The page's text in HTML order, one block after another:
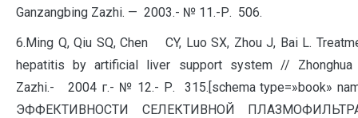
Ganzangbing Zazhi. — 2003.- № 11.-Р. 506.
6.Ming Q, Qiu SQ, Chen CY, Luo SX, Zhou J, Bai L.
hepatitis by artificial liver support system // Zhonghua
Zazhi.- 2004 г.- № 12.- Р. 315.[schema type=»book»
ЭФФЕКТИВНОСТИ СЕЛЕКТИВНОЙ